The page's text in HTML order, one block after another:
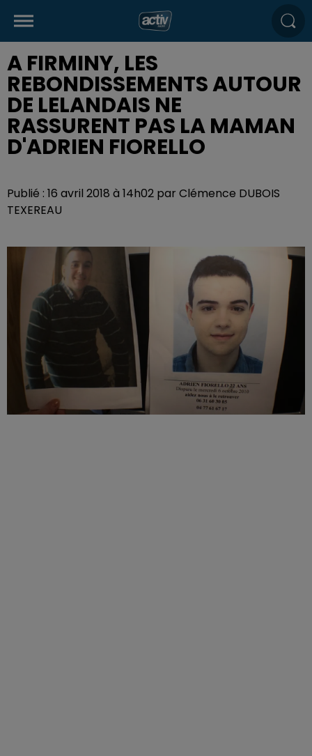
A FIRMINY, LES
REBONDISSEMENTS AUTOUR
DE LELANDAIS NE
RASSURENT PAS LA MAMAN
D'ADRIEN FIORELLO
Publié : 16 avril 2018 à 14h02 par Clémence DUBOIS
TEXEREAU